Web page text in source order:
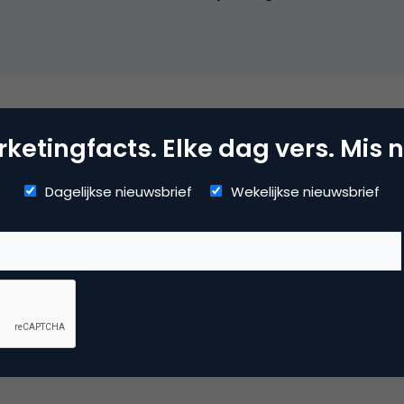
& Conversie
marketing
reactie te plaatsen.
Elke dag vers. Mis
Dagelijkse nieuwsbrief Wekelijkse nieuwsbrief